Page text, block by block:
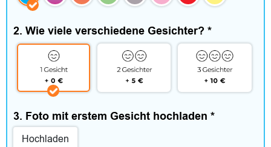
l
i
e
n
&
A
2. Wie viele verschiedene Gesichter? *
3. Foto mit erstem Gesicht hochladen *
Hochladen